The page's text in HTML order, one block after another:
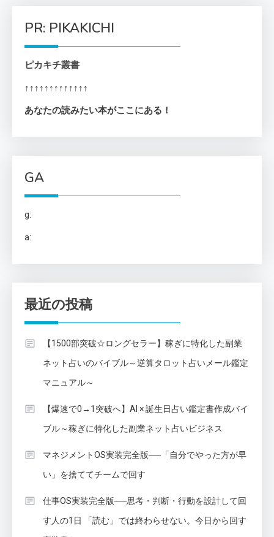
PR: PIKAKICHI
ピカキチ叢書
↑↑↑↑↑↑↑↑↑↑↑↑↑
あなたの読みたい本がここにある！
GA
g:
a:
最近の投稿
【1500部突破☆ロングセラー】稼ぎに特化した副業
ネット占いのバイブル～逆算タロット占いメール鑑定
マニュアル～
【爆速で0→1突破へ】AI × 誕生日占い鑑定書作成バイ
ブル～稼ぎに特化した副業ネット占いビジネス
マネジメントOS実装完全版──「自分でやった方が早
い」を捨ててチームで回す
仕事OS実装完全版──思考・判断・行動を設計して回
す人の1日 「読む」では終わらせない。今日から回す